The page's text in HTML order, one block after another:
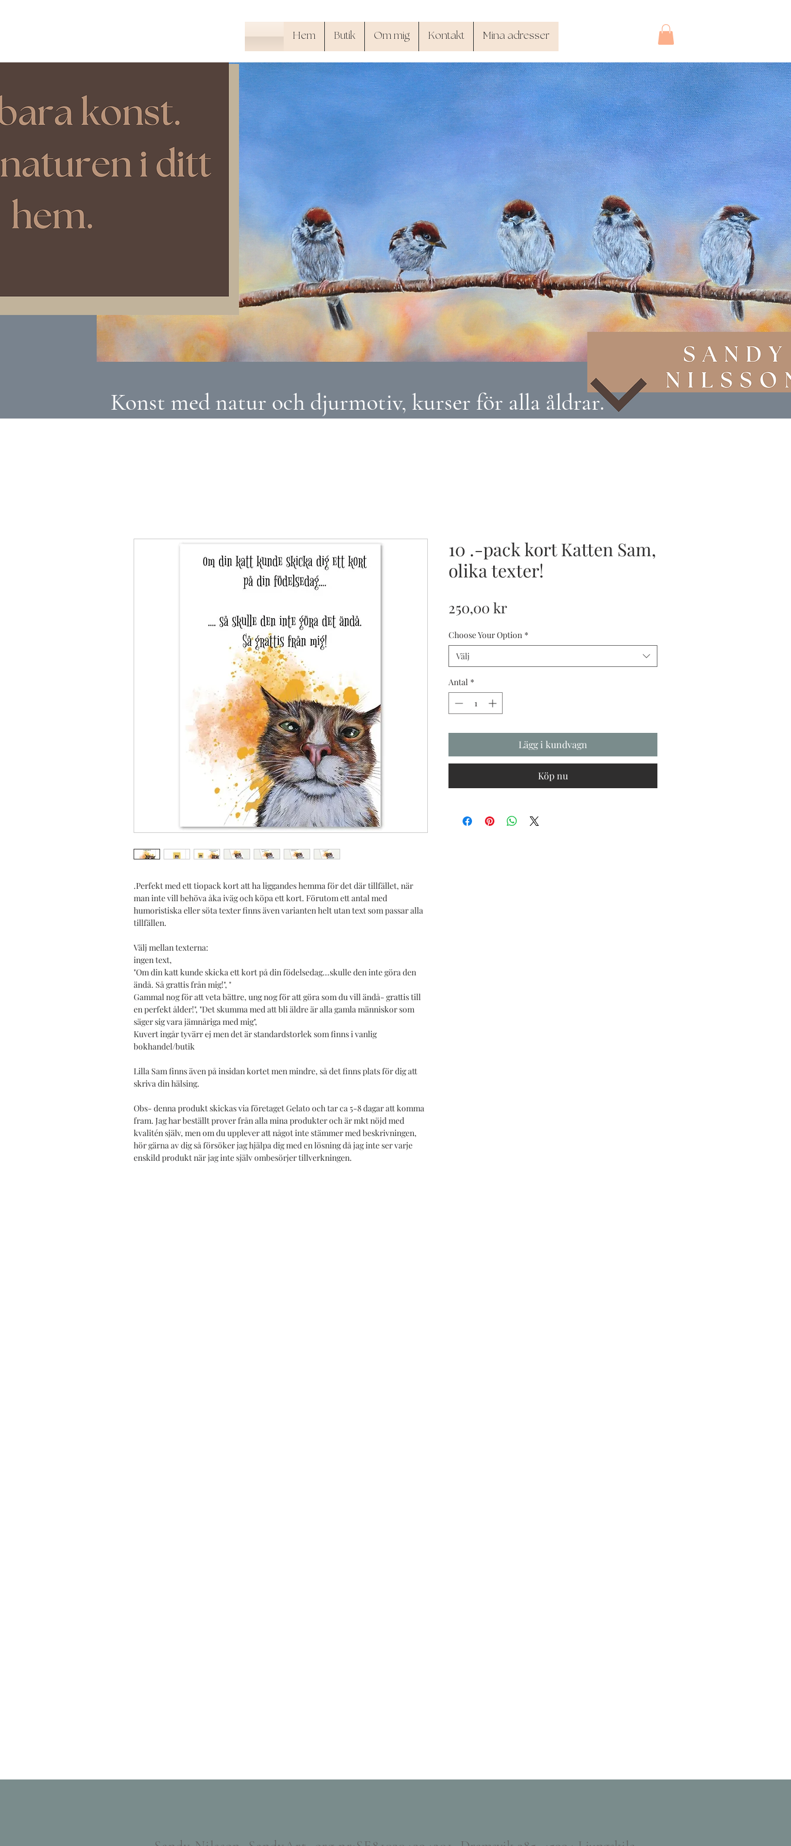
Hem Butik Om mig Kontakt Mina adresser
SandyArt.shop
Konst med natur och djurmotiv, kurser för alla åldrar.
.Perfekt med ett tiopack kort att ha liggandes hemma för det där tillfället, när
man inte vill behöva åka iväg och köpa ett kort. Förutom ett antal med
humoristiska eller söta texter finns även varianten helt utan text som passar alla
tillfällen.
Välj mellan texterna:
ingen text,
"Om din katt kunde skicka ett kort på din födelsedag...skulle den inte göra den
ändå. Så grattis från mig!", "
Gammal nog för att veta bättre, ung nog för att göra som du vill ändå- grattis till
en perfekt ålder!", "Det skumma med att bli äldre är alla gamla människor som
säger sig vara jämnåriga med mig",
Kuvert ingår tyvärr ej men det är standardstorlek som finns i vanlig
bokhandel/butik
Lilla Sam finns även på insidan kortet men mindre, så det finns plats för dig att
skriva din hälsing.
Obs- denna produkt skickas via företaget Gelato och tar ca 5-8 dagar att komma
fram. Jag har beställt prover från alla mina produkter och är mkt nöjd med
kvalitén själv, men om du upplever att något inte stämmer med beskrivningen,
hör gärna av dig så försöker jag hjälpa dig med en lösning då jag inte ser varje
enskild produkt när jag inte själv ombesörjer tillverkningen.
10 .-pack kort Katten Sam,
olika texter!
250,00 krPris
Choose Your Option *
Välj
Antal *
Lägg i kundvagn
Köp nu